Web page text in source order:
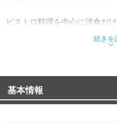
ビストロ料理を中心に洋食だ
小皿のおつまみや前菜からメ
豊富な品数の中からあなたの”
い！
続きを
基本情報